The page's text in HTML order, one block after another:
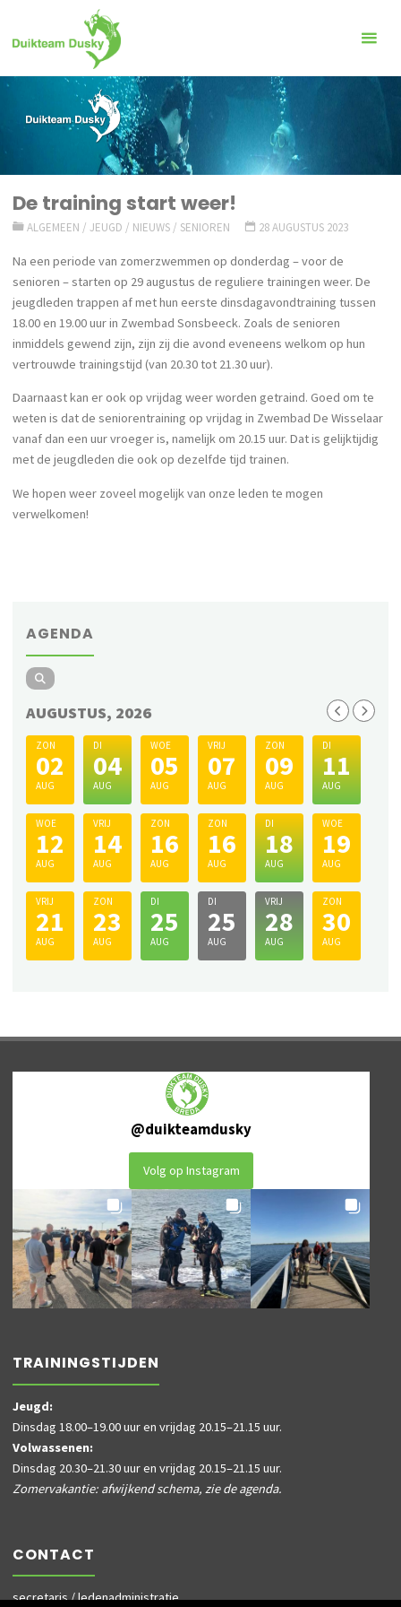
de
De training start weer!
ALGEMEEN / JEUGD / NIEUWS / SENIOREN 28 AUGUSTUS 2023
Na een periode van zomerzwemmen op donderdag – voor de
senioren – starten op 29 augustus de reguliere trainingen weer. De
jeugdleden trappen af met hun eerste dinsdagavondtraining tussen
18.00 en 19.00 uur in Zwembad Sonsbeeck. Zoals de senioren
inmiddels gewend zijn, zijn zij die avond eveneens welkom op hun
vertrouwde trainingstijd (van 20.30 tot 21.30 uur).
Daarnaast kan er ook op vrijdag weer worden getraind. Goed om te
weten is dat de seniorentraining op vrijdag in Zwembad De Wisselaar
vanaf dan een uur vroeger is, namelijk om 20.15 uur. Dat is gelijktijdig
met de jeugdleden die ook op dezelfde tijd trainen.
We hopen weer zoveel mogelijk van onze leden te mogen
verwelkomen!
AGENDA
AUGUSTUS, 2026
ZON
02
AUG
DI
04
AUG
WOE
05
AUG
VRIJ
07
AUG
ZON
09
AUG
DI
11
AUG
WOE
12
AUG
VRIJ
14
AUG
ZON
16
AUG
ZON
16
AUG
DI
18
AUG
WOE
19
AUG
VRIJ
21
AUG
ZON
23
AUG
DI
25
AUG
DI
25
AUG
VRIJ
28
AUG
ZON
30
AUG
@duikteamdusky
Volg op Instagram
TRAININGSTIJDEN
Jeugd:
Dinsdag 18.00–19.00 uur en vrijdag 20.15–21.15 uur.
Volwassenen:
Dinsdag 20.30–21.30 uur en vrijdag 20.15–21.15 uur.
Zomervakantie: afwijkend schema, zie de agenda.
CONTACT
secretaris / ledenadministratie